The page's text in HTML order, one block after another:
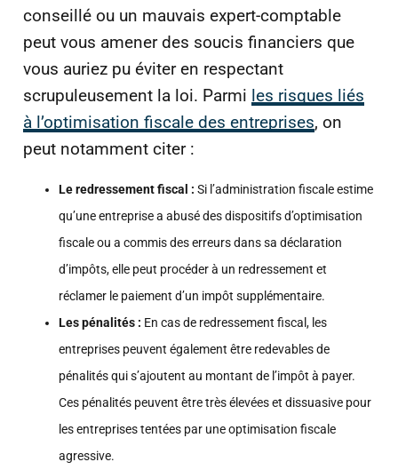
conseillé ou un mauvais expert-comptable
peut vous amener des soucis financiers que
vous auriez pu éviter en respectant
scrupuleusement la loi. Parmi les risques liés
à l’optimisation fiscale des entreprises, on
peut notamment citer :
Le redressement fiscal : Si l’administration fiscale estime
qu’une entreprise a abusé des dispositifs d’optimisation
fiscale ou a commis des erreurs dans sa déclaration
d’impôts, elle peut procéder à un redressement et
réclamer le paiement d’un impôt supplémentaire.
Les pénalités : En cas de redressement fiscal, les
entreprises peuvent également être redevables de
pénalités qui s’ajoutent au montant de l’impôt à payer.
Ces pénalités peuvent être très élevées et dissuasive pour
les entreprises tentées par une optimisation fiscale
agressive.